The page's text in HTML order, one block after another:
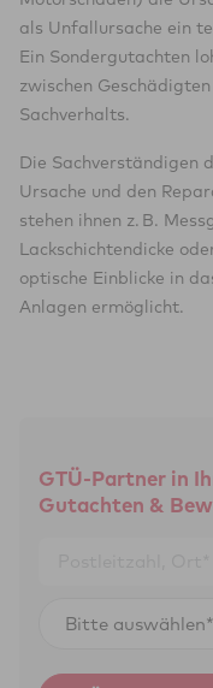
Sie wurden mit Ihrem
Unfalls? Dann helfen
sicher weiter:
Artikel im GTÜ-
lesen
Pflege
eingetragener
Unfallfreiheit
Servicenachweis
Folgende
dokumentiert:
Beschädigungen,
hinausgehen
Unsere
vorgelegt werden.
als Unfallursache ein
Ein Sondergutachten
zwischen
Sachverhalts.
Die Sachverständigen
Ursache und den
stehen ihnen z. B.
Lackschichtendicke
optische Einblicke in
Anlagen ermöglicht.
GTÜ-Partner in
Gutachten &